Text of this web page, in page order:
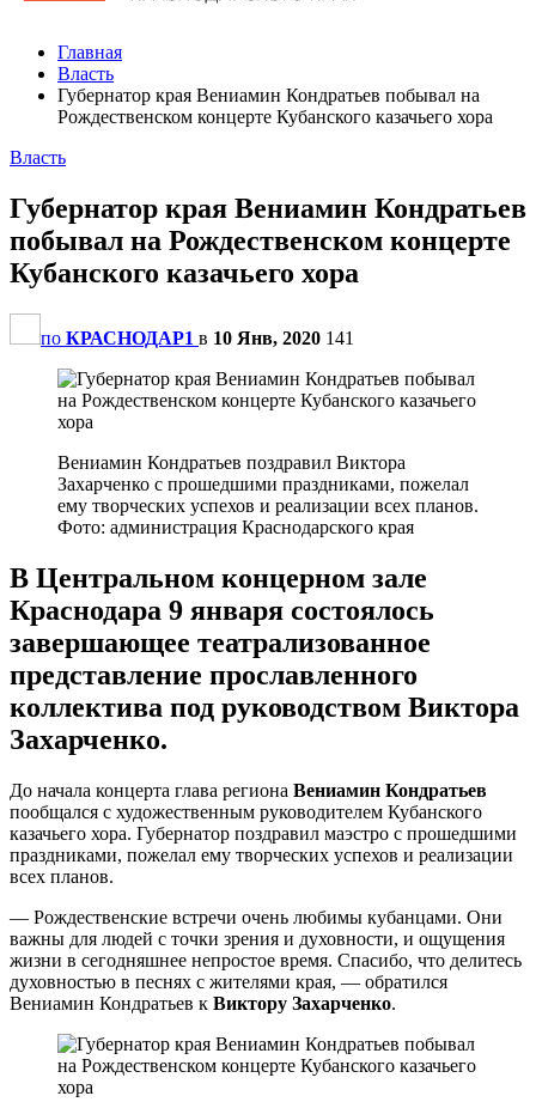
Главная
Власть
Губернатор края Вениамин Кондратьев побывал на
Рождественском концерте Кубанского казачьего хора
Власть
Губернатор края Вениамин Кондратьев
побывал на Рождественском концерте
Кубанского казачьего хора
по КРАСНОДАР1 в 10 Янв, 2020 141
Вениамин Кондратьев поздравил Виктора
Захарченко с прошедшими праздниками, пожелал
ему творческих успехов и реализации всех планов.
Фото: администрация Краснодарского края
В Центральном концерном зале
Краснодара 9 января состоялось
завершающее театрализованное
представление прославленного
коллектива под руководством Виктора
Захарченко.
До начала концерта глава региона Вениамин Кондратьев
пообщался с художественным руководителем Кубанского
казачьего хора. Губернатор поздравил маэстро с прошедшими
праздниками, пожелал ему творческих успехов и реализации
всех планов.
— Рождественские встречи очень любимы кубанцами. Они
важны для людей с точки зрения и духовности, и ощущения
жизни в сегодняшнее непростое время. Спасибо, что делитесь
духовностью в песнях с жителями края, — обратился
Вениамин Кондратьев к Виктору Захарченко.